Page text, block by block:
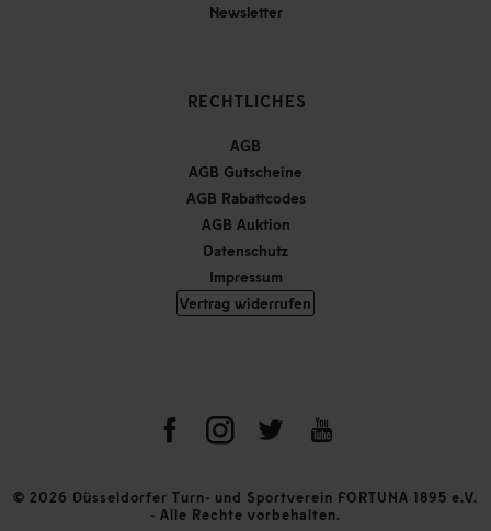
Newsletter
RECHTLICHES
AGB
AGB Gutscheine
AGB Rabattcodes
AGB Auktion
Datenschutz
Impressum
Vertrag widerrufen
© 2026 Düsseldorfer Turn- und Sportverein FORTUNA 1895 e.V.
- Alle Rechte vorbehalten.